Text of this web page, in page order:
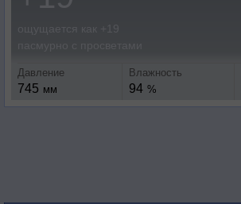
Давление
745 мм
Влажность
94 %